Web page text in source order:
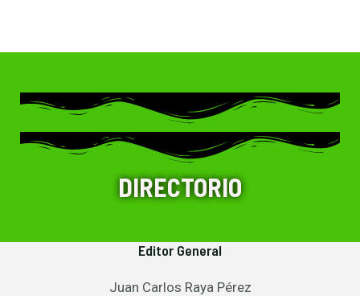
DIRECTORIO
Editor General
Juan Carlos Raya Pérez